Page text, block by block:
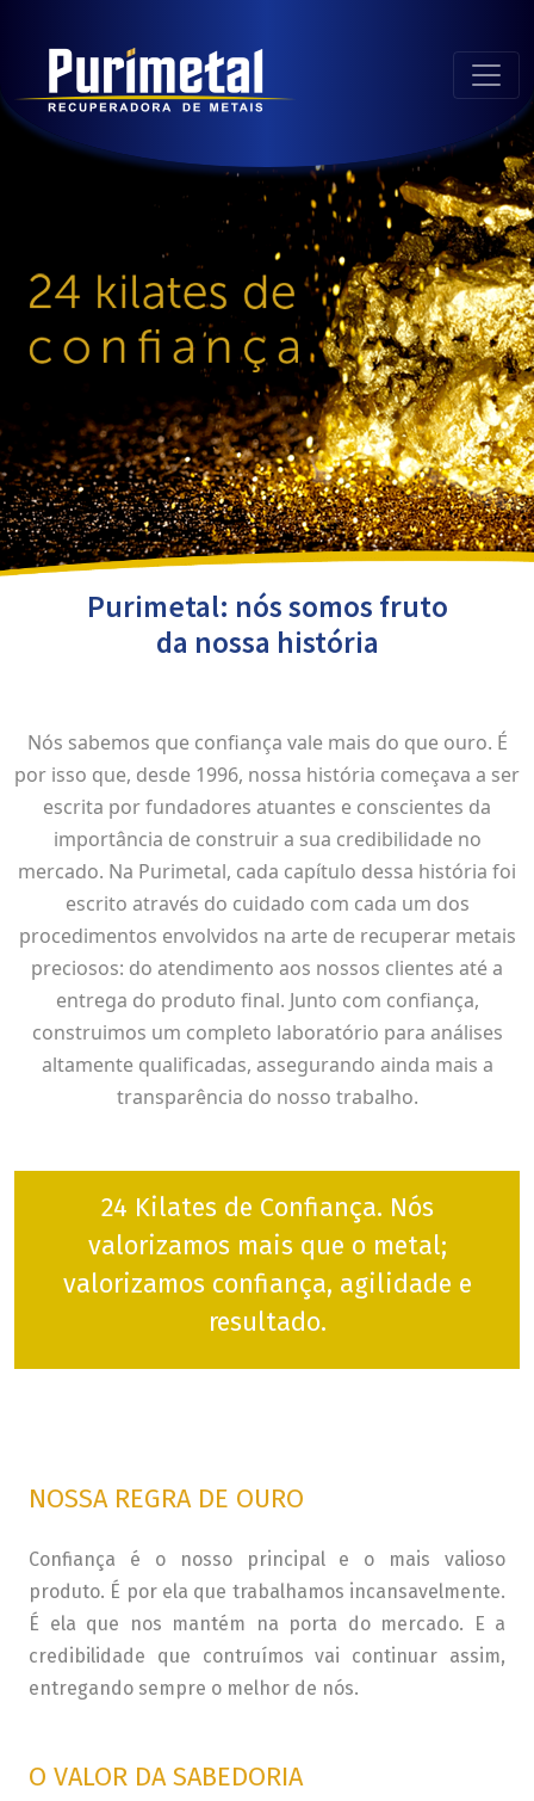
Purimetal: nós somos fruto
da nossa história
Nós sabemos que confiança vale mais do que ouro. É
por isso que, desde 1996, nossa história começava a ser
escrita por fundadores atuantes e conscientes da
importância de construir a sua credibilidade no
mercado. Na Purimetal, cada capítulo dessa história foi
escrito através do cuidado com cada um dos
procedimentos envolvidos na arte de recuperar metais
preciosos: do atendimento aos nossos clientes até a
entrega do produto final. Junto com confiança,
construimos um completo laboratório para análises
altamente qualificadas, assegurando ainda mais a
transparência do nosso trabalho.
24 Kilates de Confiança. Nós
valorizamos mais que o metal;
valorizamos confiança, agilidade e
resultado.
NOSSA REGRA DE OURO
Confiança é o nosso principal e o mais valioso
produto. É por ela que trabalhamos incansavelmente.
É ela que nos mantém na porta do mercado. E a
credibilidade que contruímos vai continuar assim,
entregando sempre o melhor de nós.
O VALOR DA SABEDORIA